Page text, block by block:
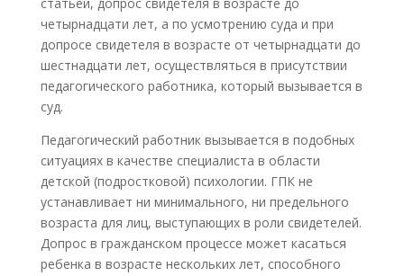
четырнадцати лет, а по усмотрению суда и при
допросе свидетеля в возрасте от четырнадцати до
шестнадцати лет, осуществляться в присутствии
педагогического работника, который вызывается в
суд.
Педагогический работник вызывается в подобных
ситуациях в качестве специалиста в области
детской (подростковой) психологии. ГПК не
устанавливает ни минимального, ни предельного
возраста для лиц, выступающих в роли свидетелей.
Допрос в гражданском процессе может касаться
ребенка в возрасте нескольких лет, способного